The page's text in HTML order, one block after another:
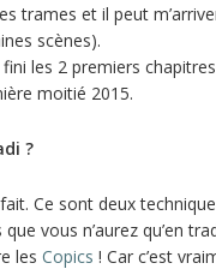
trames et il peut
scènes).
les 2 premiers
moitié 2015.
?
Ce sont deux
vous n’aurez qu’en
lesCopics ! Car c’est